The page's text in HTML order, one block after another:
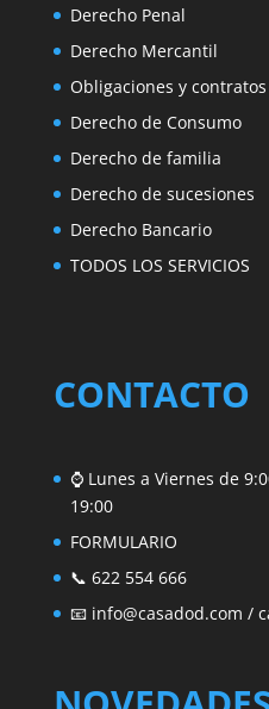
Derecho Penal
Derecho Mercantil
Obligaciones y contratos
Derecho de Consumo
Derecho de familia
Derecho de sucesiones
Derecho Bancario
TODOS LOS SERVICIOS
CONTACTO
⌚ Lunes a Viernes de
19:00
FORMULARIO
📞 622 554 666
📧 info@casadod.com /